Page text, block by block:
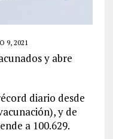
9, 2021
y abre
diario desde
y de
a 100.629.